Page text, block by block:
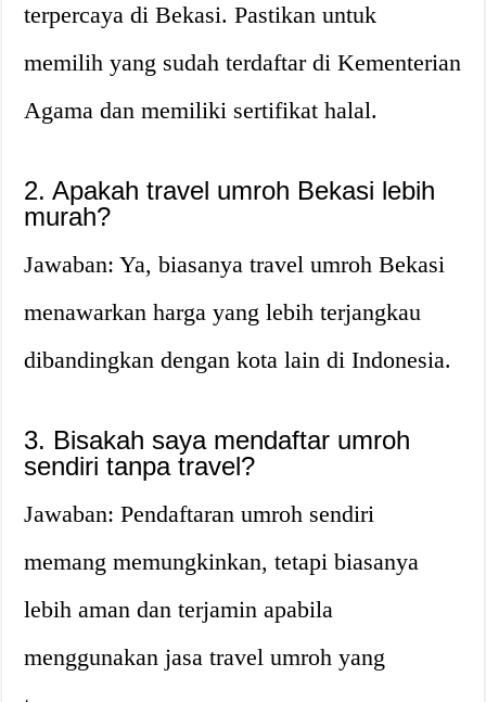
terpercaya di Bekasi. Pastikan untuk
memilih yang sudah terdaftar di Kementerian
Agama dan memiliki sertifikat halal.
2. Apakah travel umroh Bekasi lebih
murah?
Jawaban: Ya, biasanya travel umroh Bekasi
menawarkan harga yang lebih terjangkau
dibandingkan dengan kota lain di Indonesia.
3. Bisakah saya mendaftar umroh
sendiri tanpa travel?
Jawaban: Pendaftaran umroh sendiri
memang memungkinkan, tetapi biasanya
lebih aman dan terjamin apabila
menggunakan jasa travel umroh yang